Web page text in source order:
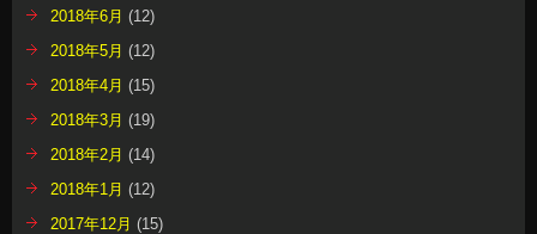
2018年6月 (12)
2018年5月 (12)
2018年4月 (15)
2018年3月 (19)
2018年2月 (14)
2018年1月 (12)
2017年12月 (15)